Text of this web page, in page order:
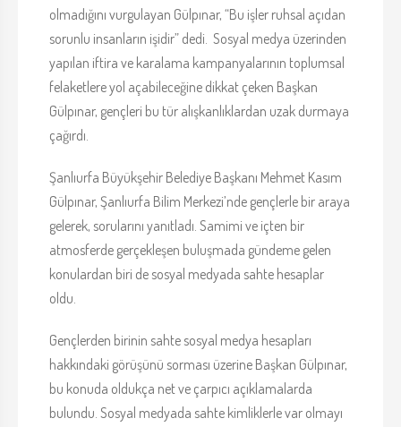
olmadığını vurgulayan Gülpınar, “Bu işler ruhsal açıdan
sorunlu insanların işidir” dedi. Sosyal medya üzerinden
yapılan iftira ve karalama kampanyalarının toplumsal
felaketlere yol açabileceğine dikkat çeken Başkan
Gülpınar, gençleri bu tür alışkanlıklardan uzak durmaya
çağırdı.
Şanlıurfa Büyükşehir Belediye Başkanı Mehmet Kasım
Gülpınar, Şanlıurfa Bilim Merkezi’nde gençlerle bir araya
gelerek, sorularını yanıtladı. Samimi ve içten bir
atmosferde gerçekleşen buluşmada gündeme gelen
konulardan biri de sosyal medyada sahte hesaplar
oldu.
Gençlerden birinin sahte sosyal medya hesapları
hakkındaki görüşünü sorması üzerine Başkan Gülpınar,
bu konuda oldukça net ve çarpıcı açıklamalarda
bulundu. Sosyal medyada sahte kimliklerle var olmayı